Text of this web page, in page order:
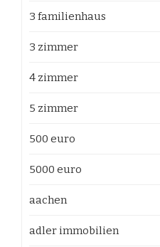
3 familienhaus
3 zimmer
4 zimmer
5 zimmer
500 euro
5000 euro
aachen
adler immobilien